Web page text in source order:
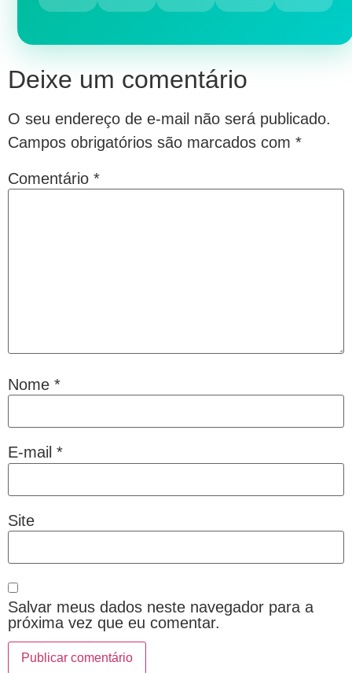
Deixe um comentário
O seu endereço de e-mail não será publicado.
Campos obrigatórios são marcados com *
Comentário *
Nome *
E-mail *
Site
Salvar meus dados neste navegador para a
próxima vez que eu comentar.